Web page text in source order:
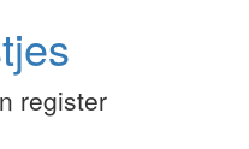
register